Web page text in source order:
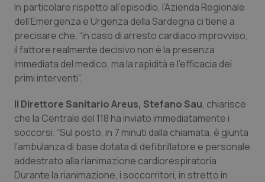
Sicilia
Toscana
Umbria
Valle D’Aosta
Veneto
Neuroscienze & patologie neurodegenerative
Obesità
Oftalmologia
Oncodermatologia
Oncoematologia
Oncologia & Nutrizione
In particolare rispetto all’episodio, l’Azienda Regionale
dell’Emergenza e Urgenza della Sardegna ci tiene a
precisare che, “in caso di arresto cardiaco improvviso,
il fattore realmente decisivo non è la presenza
immediata del medico, ma la rapidità e l’efficacia dei
primi interventi”.
Il Direttore Sanitario Areus, Stefano Sau, chiarisce
che la Centrale del 118 ha inviato immediatamente i
soccorsi. “Sul posto, in 7 minuti dalla chiamata, è giunta
l’ambulanza di base dotata di defibrillatore e personale
addestrato alla rianimazione cardiorespiratoria.
Durante la rianimazione, i soccorritori, in stretto in